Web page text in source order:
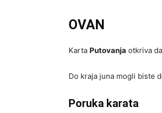
OVAN
Karta Putovanja otkriva
Do kraja juna mogli biste
Poruka karata